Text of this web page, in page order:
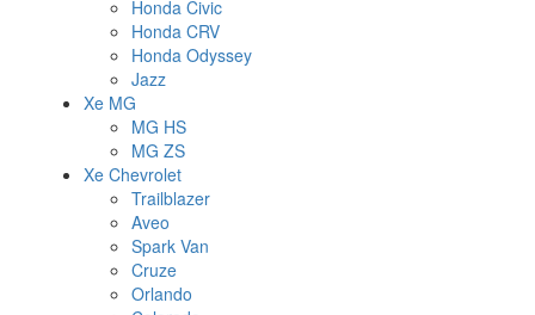
Honda Civic
Honda CRV
Honda Odyssey
Jazz
Xe MG
MG HS
MG ZS
Xe Chevrolet
Trailblazer
Aveo
Spark Van
Cruze
Orlando